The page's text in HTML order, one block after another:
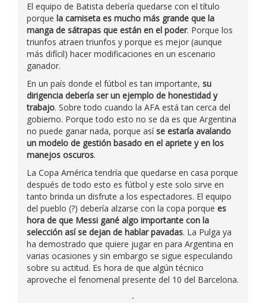
El equipo de Batista debería quedarse con el título
porque la camiseta es mucho más grande que la
manga de sátrapas que están en el poder. Porque los
triunfos atraen triunfos y porque es mejor (aunque
más difícil) hacer modificaciones en un escenario
ganador.
En un país donde el fútbol es tan importante, su
dirigencia debería ser un ejemplo de honestidad y
trabajo. Sobre todo cuando la AFA está tan cerca del
gobierno. Porque todo esto no se da es que Argentina
no puede ganar nada, porque asíse estaría avalando
un modelo de gestión basado en el apriete y en los
manejos oscuros.
La Copa América tendría que quedarse en casa porque
después de todo esto es fútbol y este solo sirve en
tanto brinda un disfrute a los espectadores. El equipo
del pueblo (?) debería alzarse con la copa porque es
hora de que Messi gané algo importante con la
selección así se dejan de hablar pavadas. La Pulga ya
ha demostrado que quiere jugar en para Argentina en
varias ocasiones y sin embargo se sigue especulando
sobre su actitud. Es hora de que algún técnico
aproveche el fenomenal presente del 10 del Barcelona.